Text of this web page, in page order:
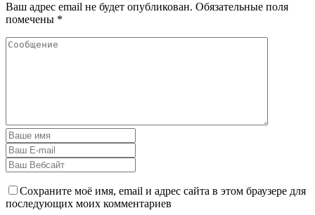
Ваш адрес email не будет опубликован. Обязательные поля
помечены *
Сохраните моё имя, email и адрес сайта в этом браузере для
последующих моих комментариев